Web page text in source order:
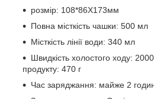
розмір: 108*86X173мм
Повна місткість чашки: 500 мл
Місткість лінії води: 340 мл
Швидкість холостого ходу:
продукту: 470 г
Час заряджання: майже 2